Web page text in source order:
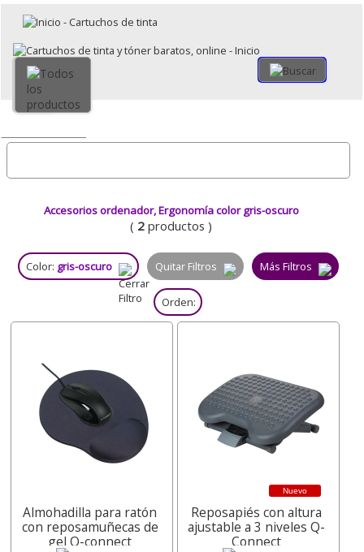
Volver
Accesorios ordenador, Ergonomía color gris-oscuro
( 2 productos )
Color: gris-oscuro Quitar Filtros Más Filtros
Orden:
Almohadilla para ratón
con reposamuñecas de
gel Q-connect
Nuevo
Reposapiés con altura
ajustable a 3 niveles Q-
Connect